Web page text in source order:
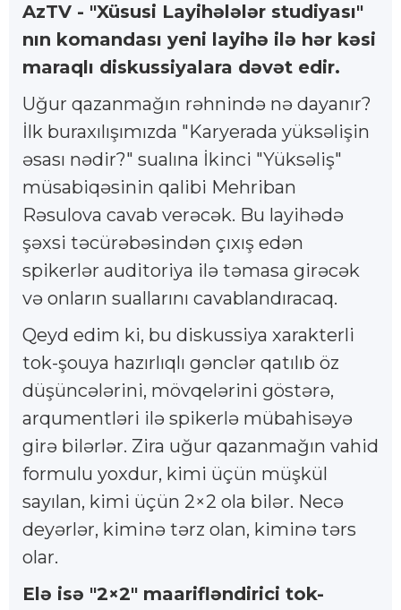
AzTV - "Xüsusi Layihələlər studiyası"
nın komandası yeni layihə ilə hər kəsi
maraqlı diskussiyalara dəvət edir.
Uğur qazanmağın rəhnində nə dayanır?
İlk buraxılışımızda "Karyerada yüksəlişin
əsası nədir?" sualına İkinci "Yüksəliş"
müsabiqəsinin qalibi Mehriban
Rəsulova cavab verəcək. Bu layihədə
şəxsi təcürəbəsindən çıxış edən
spikerlər auditoriya ilə təmasa girəcək
və onların suallarını cavablandıracaq.
Qeyd edim ki, bu diskussiya xarakterli
tok-şouya hazırlıqlı gənclər qatılıb öz
düşüncələrini, mövqelərini göstərə,
arqumentləri ilə spikerlə mübahisəyə
girə bilərlər. Zira uğur qazanmağın vahid
formulu yoxdur, kimi üçün müşkül
sayılan, kimi üçün 2×2 ola bilər. Necə
deyərlər, kiminə tərz olan, kiminə tərs
olar.
Elə isə "2×2" maarifləndirici tok-